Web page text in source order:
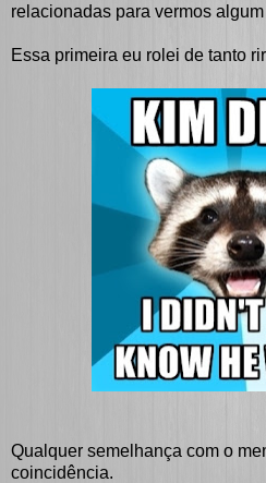
relacionadas para vermos
Essa primeira eu rolei de tanto
Qualquer semelhança com o
coincidência.